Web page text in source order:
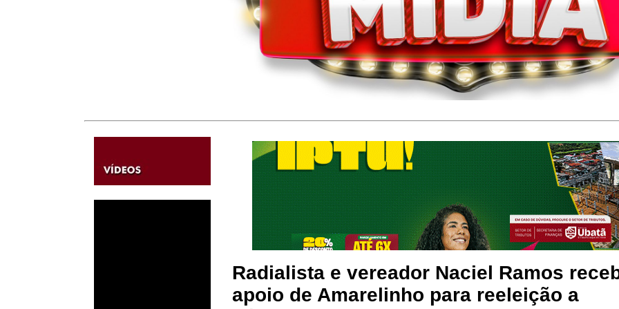
Radialista e vereador Naciel Ramos
apoio de Amarelinho para reeleição a